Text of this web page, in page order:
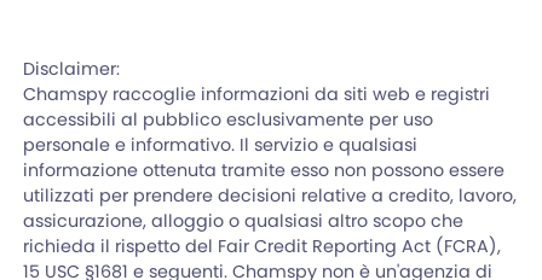
Disclaimer:
Chamspy raccoglie informazioni da siti web e registri
accessibili al pubblico esclusivamente per uso
personale e informativo. Il servizio e qualsiasi
informazione ottenuta tramite esso non possono essere
utilizzati per prendere decisioni relative a credito, lavoro,
assicurazione, alloggio o qualsiasi altro scopo che
richieda il rispetto del Fair Credit Reporting Act (FCRA),
15 USC §1681 e seguenti. Chamspy non è un'agenzia di